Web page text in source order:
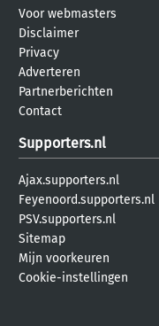
Voor webmasters
Disclaimer
Privacy
Adverteren
Partnerberichten
Contact
Supporters.nl
Ajax.supporters.nl
Feyenoord.supporters.nl
PSV.supporters.nl
Sitemap
Mijn voorkeuren
Cookie-instellingen